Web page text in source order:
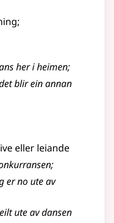
;
her i heimen;
blir ein annan
eller leiande
;
er no ute av
ute av dansen